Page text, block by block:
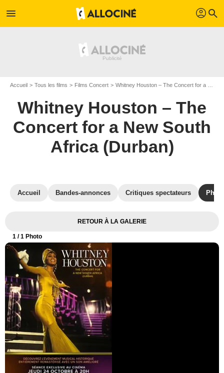
menu profil search
Accueil Tous les films Films Concert Whitney Houston – The Concert for a New South Africa (Durban)
Whitney Houston – The
Concert for a New South
Africa (Durban)
Accueil Bandes-annonces Critiques spectateurs
RETOUR À LA GALERIE
1 / 1 Photo